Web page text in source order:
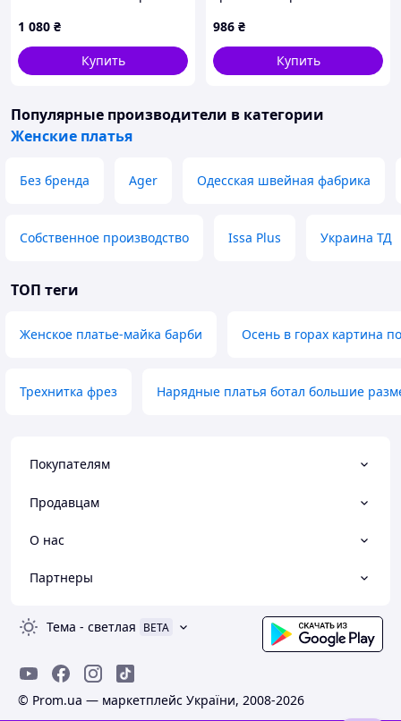
короткое приталенное
платье с длинным
рукавом, пышной юбкой,
1 080 ₴
Купить
986 ₴
Купить
Популярные производители в категории
Женские платья
Без бренда Ager Одесская швейная фабрика
Собственное производство Issa Plus Украина ТД
ТОП теги
Женское платье-майка барби Осень в горах картина
Трехнитка фрез Нарядные платья ботал большие
Покупателям
Продавцам
О нас
Партнеры
Тема - светлая BETA
© Prom.ua — маркетплейс України, 2008-2026